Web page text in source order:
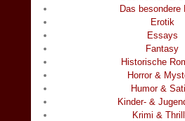
Das besondere
Erotik
Essays
Fantasy
Historische
Horror &
Humor &
Kinder- &
Krimi &